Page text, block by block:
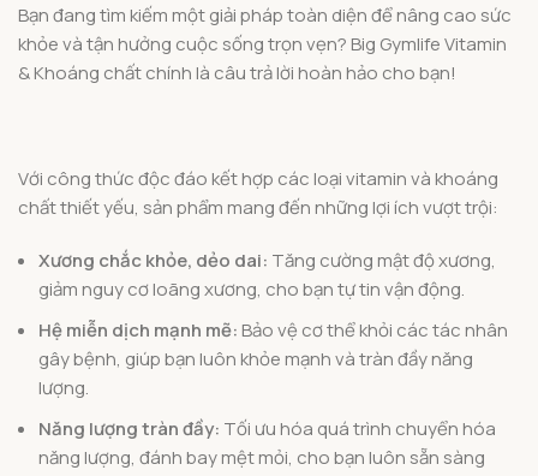
Bạn đang tìm kiếm một giải pháp toàn diện để nâng cao sức
khỏe và tận hưởng cuộc sống trọn vẹn? Big Gymlife Vitamin
& Khoáng chất chính là câu trả lời hoàn hảo cho bạn!
Với công thức độc đáo kết hợp các loại vitamin và khoáng
chất thiết yếu, sản phẩm mang đến những lợi ích vượt trội:
Xương chắc khỏe, dẻo dai: Tăng cường mật độ xương,
giảm nguy cơ loãng xương, cho bạn tự tin vận động.
Hệ miễn dịch mạnh mẽ: Bảo vệ cơ thể khỏi các tác nhân
gây bệnh, giúp bạn luôn khỏe mạnh và tràn đầy năng
lượng.
Năng lượng tràn đầy: Tối ưu hóa quá trình chuyển hóa
năng lượng, đánh bay mệt mỏi, cho bạn luôn sẵn sàng